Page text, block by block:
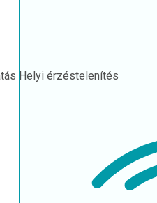
Helyi érzéstelenítés